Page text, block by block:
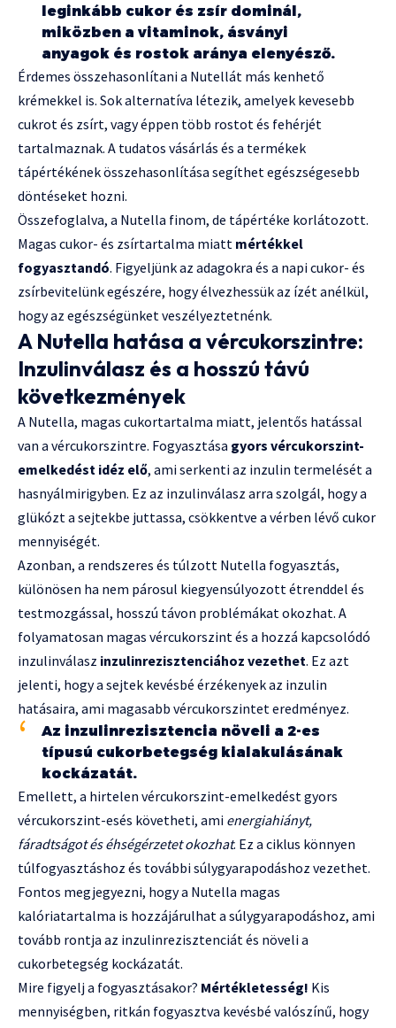
leginkább cukor és zsír dominál,
miközben a vitaminok, ásványi
anyagok és rostok aránya elenyésző.
Érdemes összehasonlítani a Nutellát más kenhető
krémekkel is. Sok alternatíva létezik, amelyek kevesebb
cukrot és zsírt, vagy éppen több rostot és fehérjét
tartalmaznak. A tudatos vásárlás és a termékek
tápértékének összehasonlítása segíthet egészségesebb
döntéseket hozni.
Összefoglalva, a Nutella finom, de tápértéke korlátozott.
Magas cukor- és zsírtartalma miatt mértékkel
fogyasztandó. Figyeljünk az adagokra és a napi cukor- és
zsírbevitelünk egészére, hogy élvezhessük az ízét anélkül,
hogy az egészségünket veszélyeztetnénk.
A Nutella hatása a vércukorszintre:
Inzulinválasz és a hosszú távú
következmények
A Nutella, magas cukortartalma miatt, jelentős hatással
van a vércukorszintre. Fogyasztása gyors vércukorszint-
emelkedést idéz elő, ami serkenti az inzulin termelését a
hasnyálmirigyben. Ez az inzulinválasz arra szolgál, hogy a
glükózt a sejtekbe juttassa, csökkentve a vérben lévő cukor
mennyiségét.
Azonban, a rendszeres és túlzott Nutella fogyasztás,
különösen ha nem párosul kiegyensúlyozott étrenddel és
testmozgással, hosszú távon problémákat okozhat. A
folyamatosan magas vércukorszint és a hozzá kapcsolódó
inzulinválasz inzulinrezisztenciához vezethet. Ez azt
jelenti, hogy a sejtek kevésbé érzékenyek az inzulin
hatásaira, ami magasabb vércukorszintet eredményez.
Az inzulinrezisztencia növeli a 2-es
típusú cukorbetegség kialakulásának
kockázatát.
Emellett, a hirtelen vércukorszint-emelkedést gyors
vércukorszint-esés követheti, ami energiahiányt,
fáradtságot és éhségérzetet okozhat. Ez a ciklus könnyen
túlfogyasztáshoz és további súlygyarapodáshoz vezethet.
Fontos megjegyezni, hogy a Nutella magas
kalóriatartalma is hozzájárulhat a súlygyarapodáshoz, ami
tovább rontja az inzulinrezisztenciát és növeli a
cukorbetegség kockázatát.
Mire figyelj a fogyasztásakor? Mértékletesség! Kis
mennyiségben, ritkán fogyasztva kevésbé valószínű, hogy